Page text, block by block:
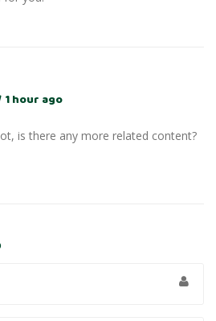
1 hour ago
is there any more related content?